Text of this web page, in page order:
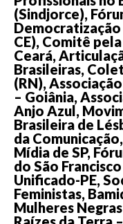
(Sindjorce),
Democratização
CE), Comitê
Ceará,
Brasileiras,
(RN),
– Goiânia,
Anjo Azul,
Brasileira de
da
Mídia de SP,
do São
Unificado-PE,
Feministas,
Mulheres